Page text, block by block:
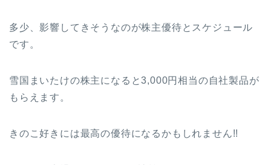
多少、影響してきそうなのが株主優待とスケジュール
です。
雪国まいたけの株主になると3,000円相当の自社製品が
もらえます。
きのこ好きには最高の優待になるかもしれません!!